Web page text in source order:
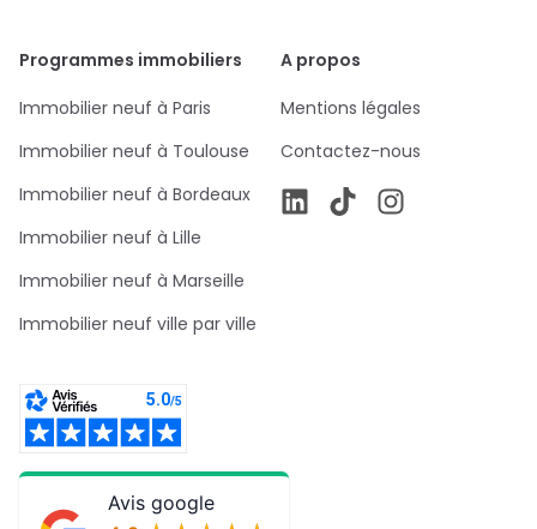
Programmes immobiliers
Immobilier neuf à Paris
Immobilier neuf à Toulouse
Immobilier neuf à Bordeaux
Immobilier neuf à Lille
Immobilier neuf à Marseille
Immobilier neuf ville par ville
A propos
Mentions légales
Contactez-nous
Avis google